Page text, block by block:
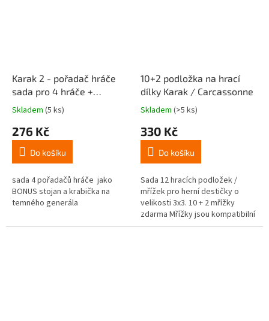
Karak 2 - pořadač hráče
sada pro 4 hráče +
Dáreček
Průměrné
produktu
5,0
5
hvězdiček.
Skladem (5 ks)
276 Kč
Do košíku
sada 4 pořadačů hráče jako
BONUS stojan a krabička na
temného generála
10+2 podložka na hrací
dílky Karak / Carcassonne
Průměrné
produktu
4,8
5
hvězdiček.
Skladem (>5 ks)
330 Kč
Do košíku
Sada 12 hracích podložek /
mřížek pro herní destičky o
velikosti 3x3. 10 + 2 mřížky
zdarma Mřížky jsou kompatibilní
s hrou Karak 1 a Carcassonne.